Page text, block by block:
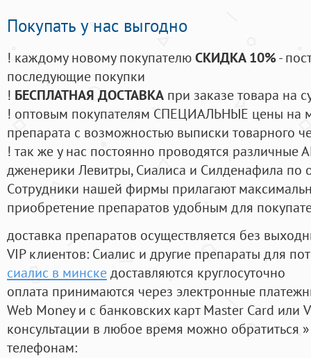
Покупать у нас выгодно
! каждому новому покупателюСКИДКА 10%-
последующие покупки
! БЕСПЛАТНАЯ ДОСТАВКА при заказе товара на
! оптовым покупателям СПЕЦИАЛЬНЫЕ цены на
препарата с возможностью выписки товарного
! так же у нас постоянно проводятся
дженерики Левитры, Сиалиса и Силденафила по
Cотрудники нашей фирмы прилагают
приобретение препаратов удобным для
доставка препаратов осуществляется без
VIP клиентов: Сиалис и другие препараты для
сиалис в минскедоставляются круглосуточно
оплата принимаются через электронные
Web Money и с банковских карт Master Card или
консультации в любое время можно обратиться
телефонам: